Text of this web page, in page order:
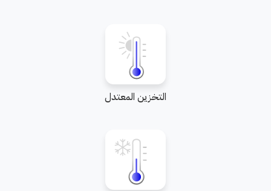
التخزين المعتدل